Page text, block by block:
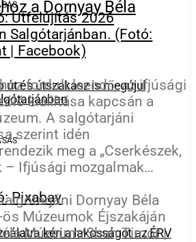
út és útszakasz is megújul
kéri a lakosságot az ÉRV
a Dornyay Béla
fordult leendő, az ifjúsági
kiállítása kapcsán a
A salgótarjáni
szerint idén
meg a „Cserkészek,
– Ifjúsági mozgalmak…